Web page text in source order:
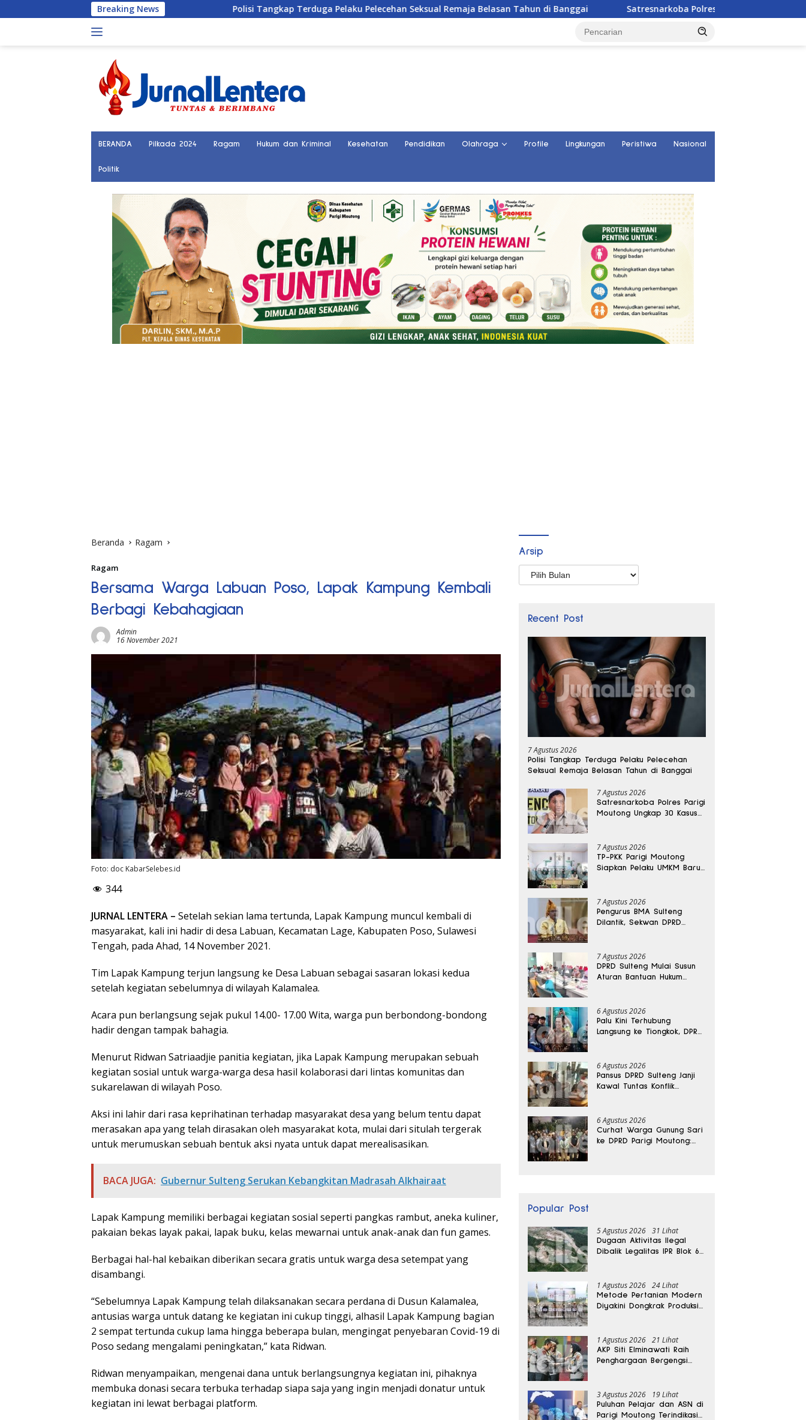
ke
Breaking NewsPolisi Tangkap Terduga Pelaku Pelecehan Seksual Remaja Belasan Tahun di Banggai Satresnarkoba Polres Parigi Moutong Ungkap 30 Kasus
BERANDA Pilkada 2024 Ragam Hukum dan Kriminal Kesehatan Pendidikan Olahraga Profile Lingkungan Peristiwa Nasional
Politik
Beranda Ragam
Ragam
Bersama Warga Labuan Poso, Lapak Kampung Kembali
Berbagi Kebahagiaan
Admin
16 November 2021
Foto: doc KabarSelebes.id
344
JURNAL LENTERA – Setelah sekian lama tertunda, Lapak Kampung muncul kembali di
masyarakat, kali ini hadir di desa Labuan, Kecamatan Lage, Kabupaten Poso, Sulawesi
Tengah, pada Ahad, 14 November 2021.
Tim Lapak Kampung terjun langsung ke Desa Labuan sebagai sasaran lokasi kedua
setelah kegiatan sebelumnya di wilayah Kalamalea.
Acara pun berlangsung sejak pukul 14.00- 17.00 Wita, warga pun berbondong-bondong
hadir dengan tampak bahagia.
Menurut Ridwan Satriaadjie panitia kegiatan, jika Lapak Kampung merupakan sebuah
kegiatan sosial untuk warga-warga desa hasil kolaborasi dari lintas komunitas dan
sukarelawan di wilayah Poso.
Aksi ini lahir dari rasa keprihatinan terhadap masyarakat desa yang belum tentu dapat
merasakan apa yang telah dirasakan oleh masyarakat kota, mulai dari situlah tergerak
untuk merumuskan sebuah bentuk aksi nyata untuk dapat merealisasikan.
BACA JUGA: Gubernur Sulteng Serukan Kebangkitan Madrasah Alkhairaat
Lapak Kampung memiliki berbagai kegiatan sosial seperti pangkas rambut, aneka kuliner,
pakaian bekas layak pakai, lapak buku, kelas mewarnai untuk anak-anak dan fun games.
Berbagai hal-hal kebaikan diberikan secara gratis untuk warga desa setempat yang
disambangi.
“Sebelumnya Lapak Kampung telah dilaksanakan secara perdana di Dusun Kalamalea,
antusias warga untuk datang ke kegiatan ini cukup tinggi, alhasil Lapak Kampung bagian
2 sempat tertunda cukup lama hingga beberapa bulan, mengingat penyebaran Covid-19 di
Poso sedang mengalami peningkatan,” kata Ridwan.
Ridwan menyampaikan, mengenai dana untuk berlangsungnya kegiatan ini, pihaknya
membuka donasi secara terbuka terhadap siapa saja yang ingin menjadi donatur untuk
kegiatan ini lewat berbagai platform.
Arsip
Arsip
Recent Post
7 Agustus 2026
Polisi Tangkap Terduga Pelaku Pelecehan
Seksual Remaja Belasan Tahun di Banggai
7 Agustus 2026
Satresnarkoba Polres Parigi
Moutong Ungkap 30 Kasus
7 Agustus 2026
TP-PKK Parigi Moutong
Siapkan Pelaku UMKM Baru
7 Agustus 2026
Pengurus BMA Sulteng
Dilantik, Sekwan DPRD
7 Agustus 2026
DPRD Sulteng Mulai Susun
Aturan Bantuan Hukum
6 Agustus 2026
Palu Kini Terhubung
Langsung ke Tiongkok, DPRD
6 Agustus 2026
Pansus DPRD Sulteng Janji
Kawal Tuntas Konflik
6 Agustus 2026
Curhat Warga Gunung Sari
ke DPRD Parigi Moutong:
Popular Post
5 Agustus 2026 31 Lihat
Dugaan Aktivitas Ilegal
Dibalik Legalitas IPR Blok 6
1 Agustus 2026 24 Lihat
Metode Pertanian Modern
Diyakini Dongkrak Produksi
1 Agustus 2026 21 Lihat
AKP Siti Elminawati Raih
Penghargaan Bergengsi
3 Agustus 2026 19 Lihat
Puluhan Pelajar dan ASN di
Parigi Moutong Terindikasi